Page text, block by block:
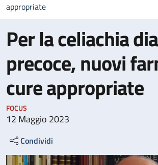
appropriate
Per la celiachia
precoce, nuovi
cure appropriate
FOCUS
12 Maggio 2023
Condividi